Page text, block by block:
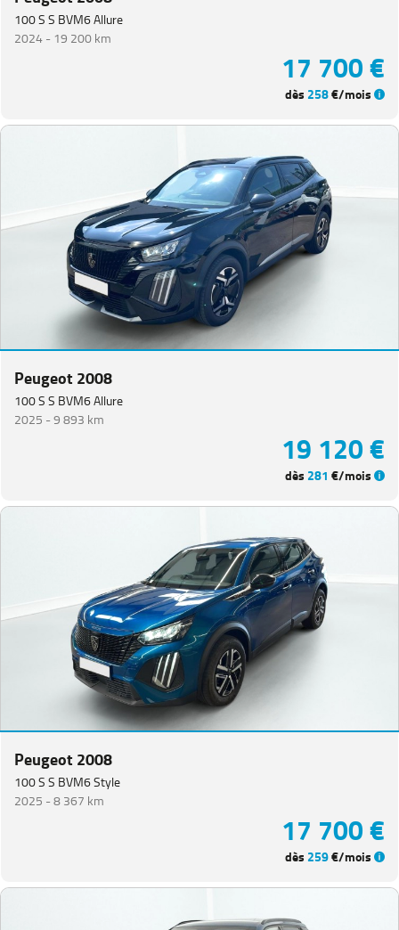
100 S S BVM6 Allure
2024 - 19 200 km
17 700 €
dès 258€/mois
Peugeot 2008
100 S S BVM6 Allure
2025 -9 893 km
19 120 €
dès 281 €/mois
Peugeot 2008
100 S S BVM6 Style
2025 -8 367 km
17 700 €
dès 259€/mois